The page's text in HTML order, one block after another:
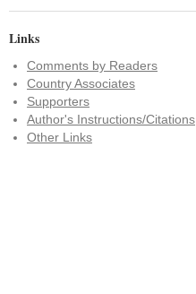
Links
Comments by Readers
Country Associates
Supporters
Author's Instructions/Citations
Other Links